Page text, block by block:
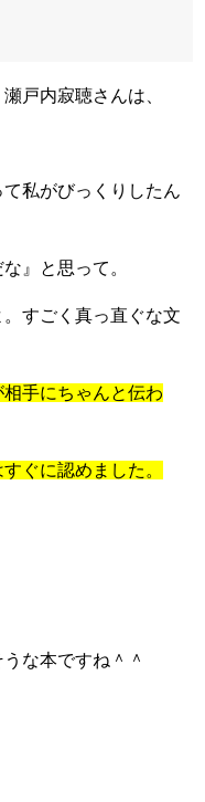
戸内寂聴さんは、
て私がびっくりしたん
』と思って。
すごく真っ直ぐな文
手にちゃんと伝わ
ぐに認めました。
な本ですね＾＾